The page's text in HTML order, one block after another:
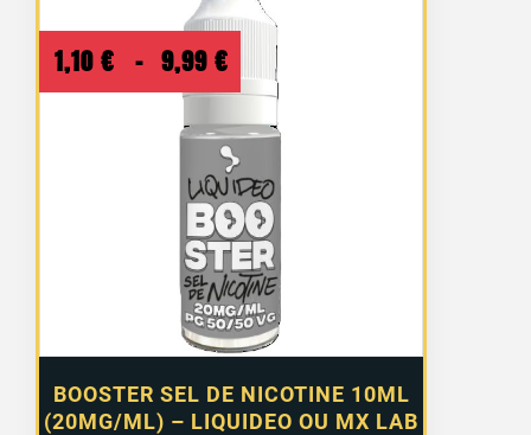
BOOSTER SEL DE NICOTINE 10ML
(20MG/ML) – LIQUIDEO OU MX LAB
1,10 € – 9,99 €
Plage
de
prix :
1,10 €
à
9,99 €